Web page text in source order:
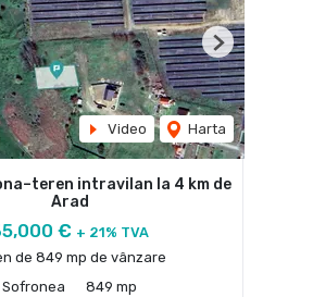
Video Harta
Next
intravilan la 4 km de
Arad
€ + 21% TVA
de 849 mp de vânzare
Sofronea
849 mp